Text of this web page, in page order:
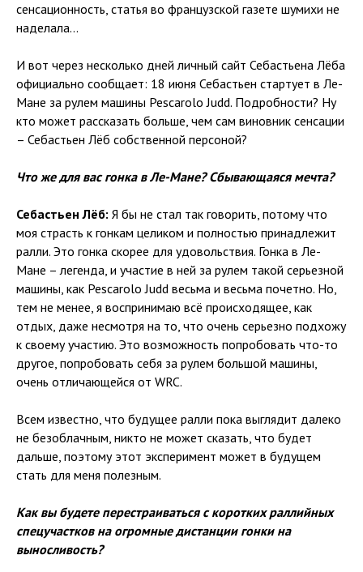
сенсационность, статья во французской газете шумихи не
наделала...
И вот через несколько дней личный сайт Себастьена Лёба
официально сообщает: 18 июня Себастьен стартует в Ле-
Мане за рулем машины Pescarolo Judd. Подробности? Ну
кто может рассказать больше, чем сам виновник сенсации
– Себастьен Лёб собственной персоной?
Что же для вас гонка в Ле-Мане? Сбывающаяся мечта?
Себастьен Лёб: Я бы не стал так говорить, потому что
моя страсть к гонкам целиком и полностью принадлежит
ралли. Это гонка скорее для удовольствия. Гонка в Ле-
Мане – легенда, и участие в ней за рулем такой серьезной
машины, как Pescarolo Judd весьма и весьма почетно. Но,
тем не менее, я воспринимаю всё происходящее, как
отдых, даже несмотря на то, что очень серьезно подхожу
к своему участию. Это возможность попробовать что-то
другое, попробовать себя за рулем большой машины,
очень отличающейся от WRC.
Всем известно, что будущее ралли пока выглядит далеко
не безоблачным, никто не может сказать, что будет
дальше, поэтому этот эксперимент может в будущем
стать для меня полезным.
Как вы будете перестраиваться с коротких раллийных
спецучастков на огромные дистанции гонки на
выносливость?